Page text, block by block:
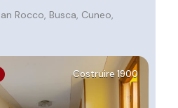
Rocco, Busca, Cuneo,
Costruire 1900